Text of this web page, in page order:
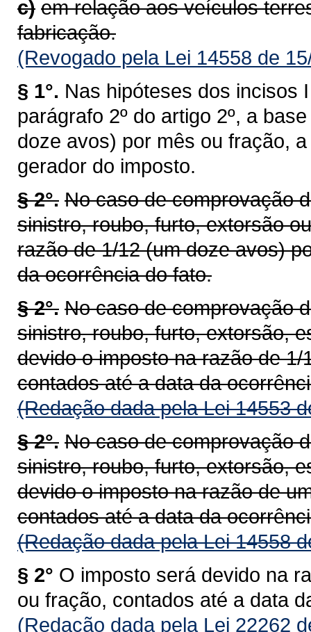
c) em relação aos veículos
fabricação.
(Revogado pela Lei 14558 de
§ 1°. Nas hipóteses dos incisos
parágrafo 2º do artigo 2º, a
doze avos) por mês ou fração,
gerador do imposto.
§ 2°. No caso de comprovação
sinistro, roubo, furto, extorsão
razão de 1/12 (um doze avos)
da ocorrência do fato.
§ 2°. No caso de comprovação
sinistro, roubo, furto, extorsão,
devido o imposto na razão de
contados até a data da
(Redação dada pela Lei 14553
§ 2°. No caso de comprovação
sinistro, roubo, furto, extorsão,
devido o imposto na razão de
contados até a data da
(Redação dada pela Lei 14558
§ 2° O imposto será devido na
ou fração, contados até a data
(Redação dada pela Lei 22262